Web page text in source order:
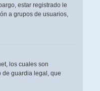
estar registrado le
a grupos de usuarios,
los cuales son
de guardia legal, que